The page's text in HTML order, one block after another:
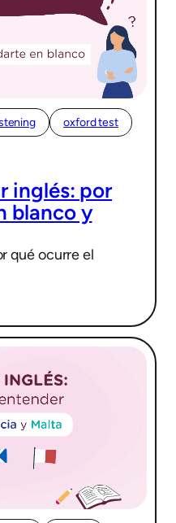
oxford test
inglés: por
blanco y
qué ocurre el